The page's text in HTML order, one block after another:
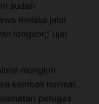
sudah
melalui jalur
longsor,” ujar
mungkin
kembali normal.
petugas